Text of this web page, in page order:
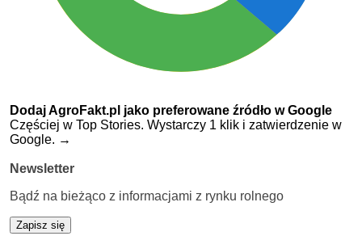
Dodaj AgroFakt.pl jako preferowane źródło w Google
Częściej w Top Stories. Wystarczy 1 klik i zatwierdzenie w
Google. →
Newsletter
Bądź na bieżąco z informacjami z rynku rolnego
Zapisz się